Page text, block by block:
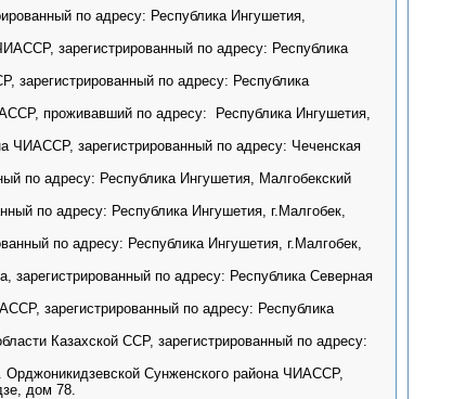
по адресу: Республика Ингушетия,
зарегистрированный по адресу: Республика
по адресу: Республика
проживавший по адресу: Республика Ингушетия,
зарегистрированный по адресу: Чеченская
по адресу: Республика Ингушетия, Малгобекский
по адресу: Республика Ингушетия, г.Малгобек,
по адресу: Республика Ингушетия, г.Малгобек,
по адресу: Республика Северная
зарегистрированный по адресу: Республика
Казахской ССР, зарегистрированный по адресу:
Сунженского района ЧИАССР,
дом 78.